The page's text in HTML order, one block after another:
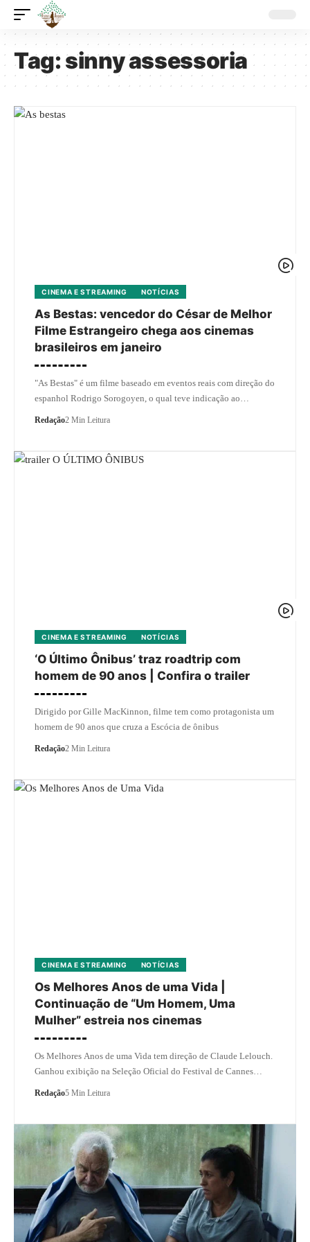
Tag:sinny assessoria
CINEMA E STREAMING NOTÍCIAS
As Bestas: vencedor do César de Melhor
Filme Estrangeiro chega aos cinemas
brasileiros em janeiro
"As Bestas" é um filme baseado em eventos reais com direção do
espanhol Rodrigo Sorogoyen, o qual teve indicação ao…
Redação2 Min Leitura
CINEMA E STREAMING NOTÍCIAS
‘O Último Ônibus’ traz roadtrip com
homem de 90 anos | Confira o trailer
Dirigido por Gille MacKinnon, filme tem como protagonista um
homem de 90 anos que cruza a Escócia de ônibus
Redação2 Min Leitura
CINEMA E STREAMING NOTÍCIAS
Os Melhores Anos de uma Vida |
Continuação de “Um Homem, Uma
Mulher” estreia nos cinemas
Os Melhores Anos de uma Vida tem direção de Claude Lelouch.
Ganhou exibição na Seleção Oficial do Festival de Cannes…
Redação5 Min Leitura